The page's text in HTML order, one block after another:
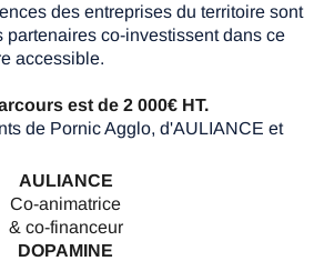
des entreprises du territoire sont
partenaires co-investissent dans ce
accessible.
est de 2 000€ HT.
de Pornic Agglo, d'AULIANCE et
AULIANCE
Co-animatrice
& co-financeur
DOPAMINE